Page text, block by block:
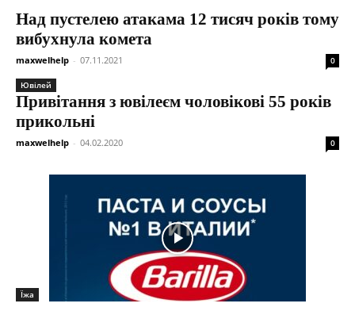
Над пустелею атакама 12 тисяч років тому
вибухнула комета
maxwelhelp - 07.11.2021 0
Ювілей
Привітання з ювілеєм чоловікові 55 років
прикольні
maxwelhelp - 04.02.2020 0
Їжа